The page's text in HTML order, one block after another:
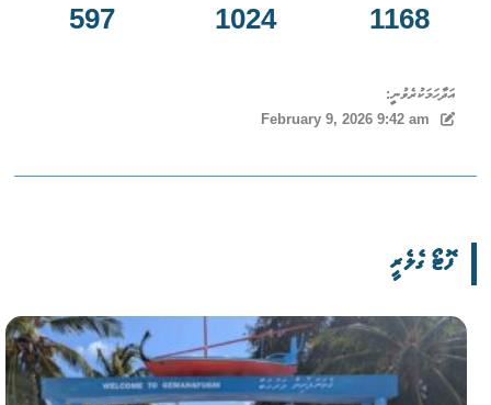
1168
1024
597
އަދާހަމަކުރެވުނީ:
February 9, 2026 9:42 am
ފޮޓޯ ގެލެރީ